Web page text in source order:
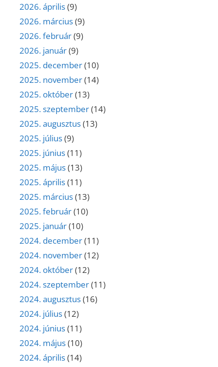
2026. április(9)
2026. március(9)
2026. február(9)
2026. január(9)
2025. december(10)
2025. november(14)
2025. október(13)
2025. szeptember(14)
2025. augusztus(13)
2025. július(9)
2025. június(11)
2025. május(13)
2025. április(11)
2025. március(13)
2025. február(10)
2025. január(10)
2024. december(11)
2024. november(12)
2024. október(12)
2024. szeptember(11)
2024. augusztus(16)
2024. július(12)
2024. június(11)
2024. május(10)
2024. április(14)